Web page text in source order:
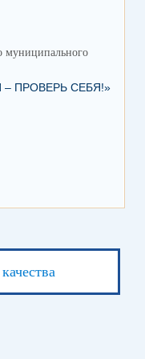
муниципального
ПРОВЕРЬ СЕБЯ!»